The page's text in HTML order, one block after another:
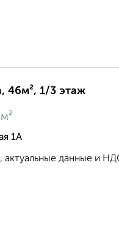
46м², 1/3 этаж
1А
актуальные данные и